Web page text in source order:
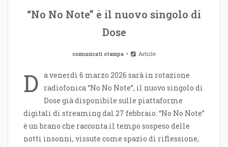
“No No Note” è il nuovo singolo di
Dose
comunicati stampa Article
D a venerdì 6 marzo 2026 sarà in rotazione
radiofonica “No No Note”, il nuovo singolo di
Dose già disponibile sulle piattaforme
digitali di streaming dal 27 febbraio. “No No Note”
è un brano che racconta il tempo sospeso delle
notti insonni, vissute come spazio di riflessione,